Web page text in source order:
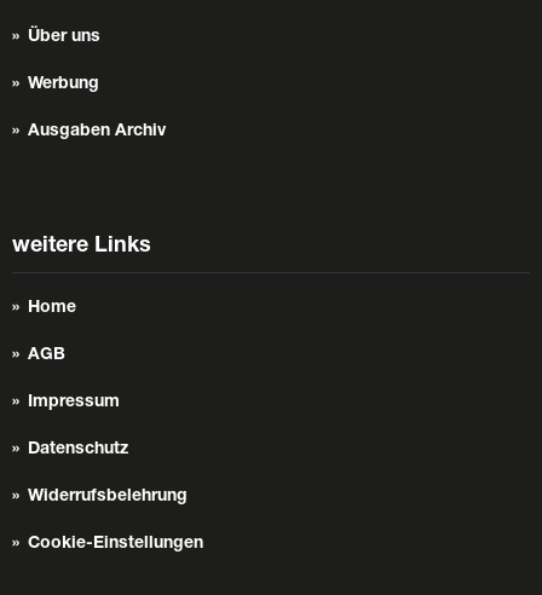
Über uns
Werbung
Ausgaben Archiv
weitere Links
Home
AGB
Impressum
Datenschutz
Widerrufsbelehrung
Cookie-Einstellungen